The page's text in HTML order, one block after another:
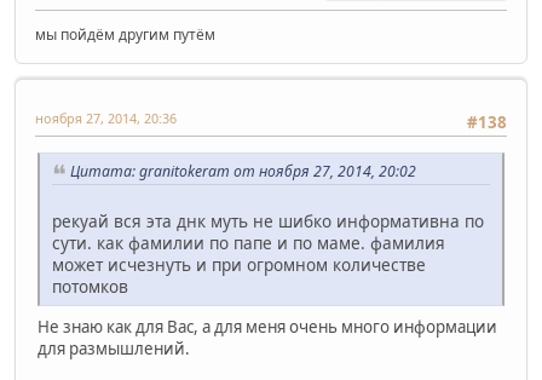
мы пойдём другим путём
#138
ноября 27, 2014, 20:36
Цитата: granitokeram от ноября 27, 2014, 20:02
рекуай вся эта днк муть не шибко информативна по
сути. как фамилии по папе и по маме. фамилия
может исчезнуть и при огромном количестве
потомков
Не знаю как для Вас, а для меня очень много информации
для размышлений.